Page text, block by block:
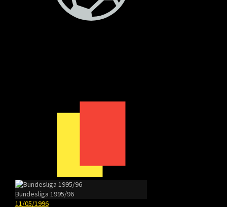
Bundesliga 1995/96
11/05/1996